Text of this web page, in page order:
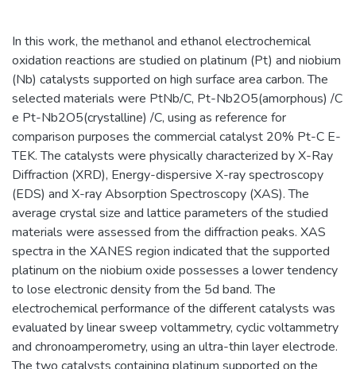
In this work, the methanol and ethanol electrochemical
oxidation reactions are studied on platinum (Pt) and niobium
(Nb) catalysts supported on high surface area carbon. The
selected materials were PtNb/C, Pt-Nb2O5(amorphous) /C
e Pt-Nb2O5(crystalline) /C, using as reference for
comparison purposes the commercial catalyst 20% Pt-C E-
TEK. The catalysts were physically characterized by X-Ray
Diffraction (XRD), Energy-dispersive X-ray spectroscopy
(EDS) and X-ray Absorption Spectroscopy (XAS). The
average crystal size and lattice parameters of the studied
materials were assessed from the diffraction peaks. XAS
spectra in the XANES region indicated that the supported
platinum on the niobium oxide possesses a lower tendency
to lose electronic density from the 5d band. The
electrochemical performance of the different catalysts was
evaluated by linear sweep voltammetry, cyclic voltammetry
and chronoamperometry, using an ultra-thin layer electrode.